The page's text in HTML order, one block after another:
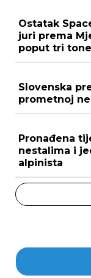
Ostatak
juri prema
poput tri
Slovenska
prometnoj
Pronađena
nestalima i
alpinista